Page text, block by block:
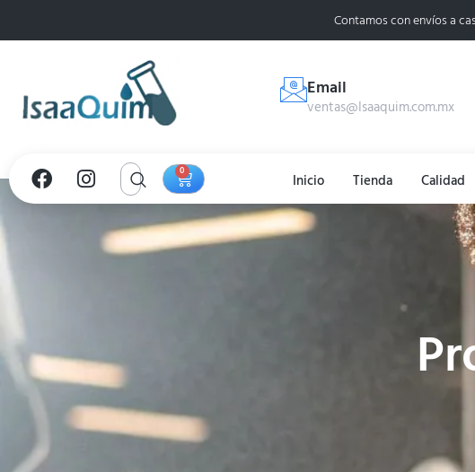
Contamos con envíos a
Email
ventas@Isaaquim.com.mx
0 Inicio Tienda Calidad